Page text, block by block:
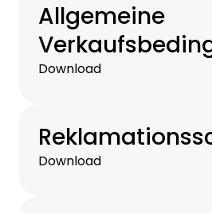
Allgemeine
Download
Download